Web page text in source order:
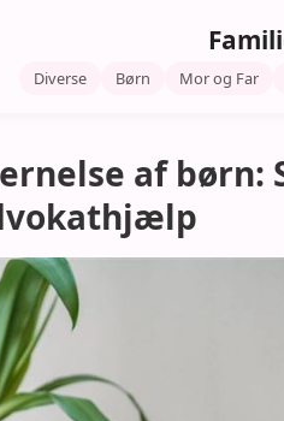
Diverse Børn Mor og Far
af børn: